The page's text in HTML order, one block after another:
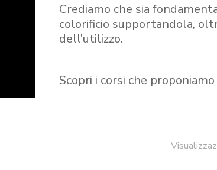
Crediamo che sia
colorificio supportandola,
dell’utilizzo.
Scopri i corsi che